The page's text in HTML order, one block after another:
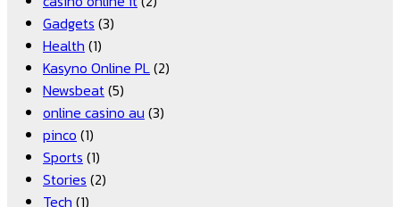
Gadgets (3)
Health (1)
Kasyno Online PL(2)
Newsbeat(5)
online casino au (3)
pinco (1)
Sports (1)
Stories (2)
Tech (1)